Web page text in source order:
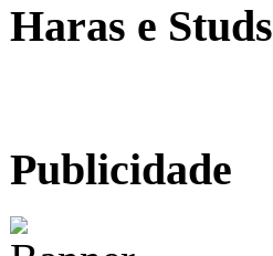
Haras e Studs
Publicidade